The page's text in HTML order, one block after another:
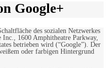
Google+
des sozialen Netzwerkes
Inc., 1600 Amphitheatre Parkway,
betrieben wird (“Google”). Der
oder farbigen Hintergrund